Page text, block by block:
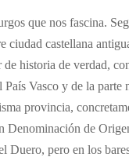
que nos fascina.
ciudad castellana
de historia de verdad,
País Vasco y de la parte
provincia,
Denominación de
Duero, pero en los